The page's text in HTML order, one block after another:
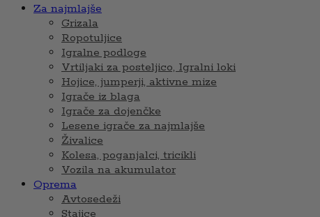
Za najmlajše
Grizala
Ropotuljice
Igralne podloge
Vrtiljaki za posteljico, Igralni loki
Hojice, jumperji, aktivne mize
Igrače iz blaga
Igrače za dojenčke
Lesene igrače za najmlajše
Živalice
Kolesa, poganjalci, tricikli
Vozila na akumulator
Oprema
Avtosedeži
Stajice